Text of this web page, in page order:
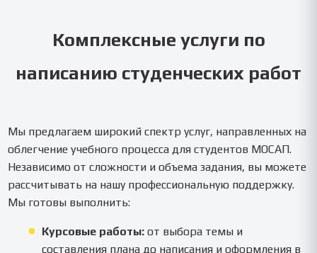
Комплексные услуги по
написанию студенческих работ
Мы предлагаем широкий спектр услуг, направленных на
облегчение учебного процесса для студентов МОСАП.
Независимо от сложности и объема задания, вы можете
рассчитывать на нашу профессиональную поддержку.
Мы готовы выполнить:
Курсовые работы: от выбора темы и
составления плана до написания и оформления в